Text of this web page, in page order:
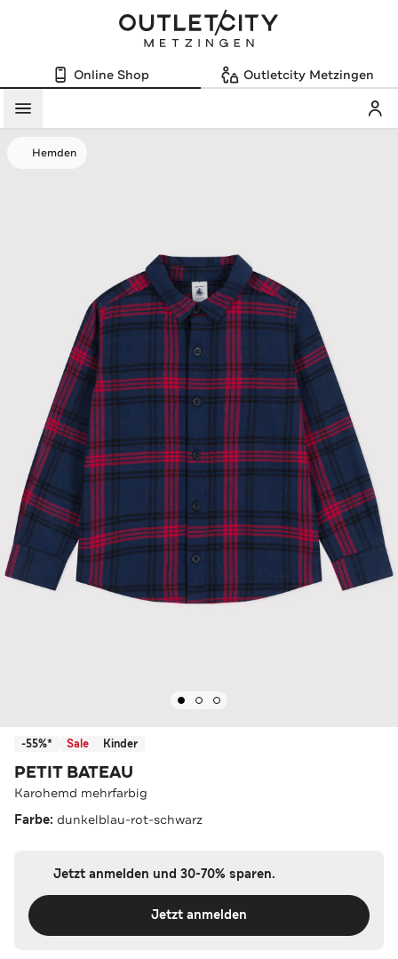
Online Shop Outletcity Metzingen
Menü
Hemden
-55%* Sale Kinder
PETIT BATEAU
Karohemd mehrfarbig
Farbe: dunkelblau-rot-schwarz
Jetzt anmelden und 30-70% sparen.
Jetzt anmelden